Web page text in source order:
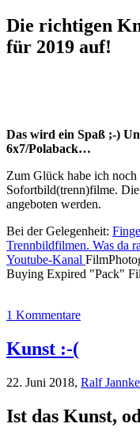
Die richtigen
für 2019 auf!
Das wird ein Spaß ;-)
6x7/Polaback…
Zum Glück habe ich
Sofortbild(trenn)filme.
angeboten werden.
Bei der Gelegenheit:
Trennbildfilmen. Was da
Youtube-Kanal
Buying Expired "Pack"
1 Kommentare
Kunst :-(
22. Juni 2018, Ralf Jannke
Ist das Kunst,